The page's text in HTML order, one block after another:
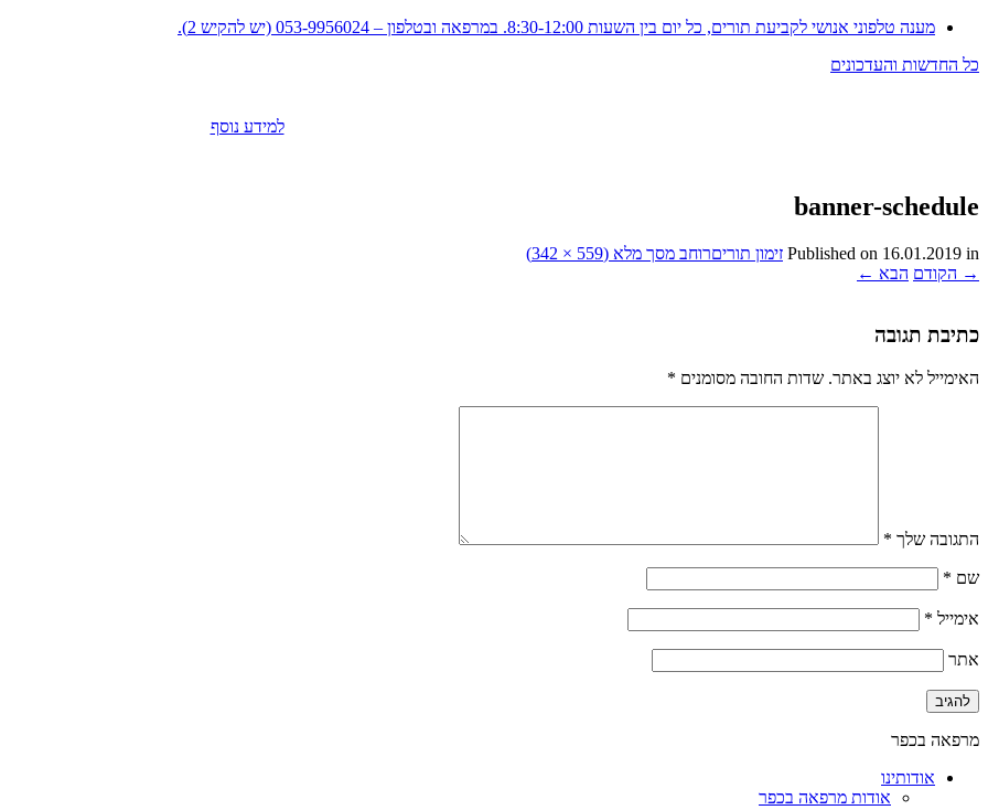
מענה טלפוני אנושי לקביעת תורים, כל יום בין השעות 8:30-12:00. במרפאה ובטלפון – 053-9956024 (יש להקיש 2).
כל החדשות והעדכונים
למידע נוסף
banner-schedule
Published on 16.01.2019 in זימון תוריםרוחב מסך מלא (559 × 342)
→ הקודם הבא ←
כתיבת תגובה
האימייל לא יוצג באתר. שדות החובה מסומנים *
התגובה שלך *
שם *
אימייל *
אתר
מרפאה בכפר
אודותינו
אודות מרפאה בכפר